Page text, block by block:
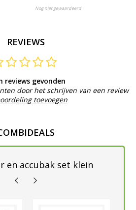
Nog niet gewaardeerd
REVIEWS
reviews gevonden
door het schrijven van een review
toevoegen
en accubak set klein